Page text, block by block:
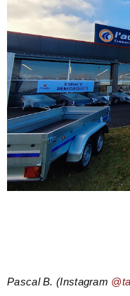
Pascal B. (Instagram